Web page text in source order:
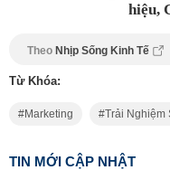
hiệu,
Theo Nhịp Sống Kinh Tế
Từ Khóa:
Marketing Trải Nghiệm
TIN MỚI CẬP NHẬT